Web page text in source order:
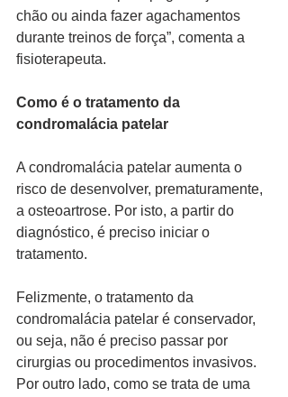
chão ou ainda fazer agachamentos
durante treinos de força”, comenta a
fisioterapeuta.
Como é o tratamento da
condromalácia patelar
A condromalácia patelar aumenta o
risco de desenvolver, prematuramente,
a osteoartrose. Por isto, a partir do
diagnóstico, é preciso iniciar o
tratamento.
Felizmente, o tratamento da
condromalácia patelar é conservador,
ou seja, não é preciso passar por
cirurgias ou procedimentos invasivos.
Por outro lado, como se trata de uma